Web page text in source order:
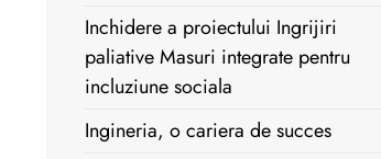
Inchidere a proiectului Ingrijiri
paliative Masuri integrate pentru
incluziune sociala
Ingineria, o cariera de succes